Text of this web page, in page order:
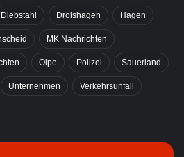
Diebstahl Drolshagen Hagen
MK Nachrichten
Olpe Polizei Sauerland
Unternehmen Verkehrsunfall